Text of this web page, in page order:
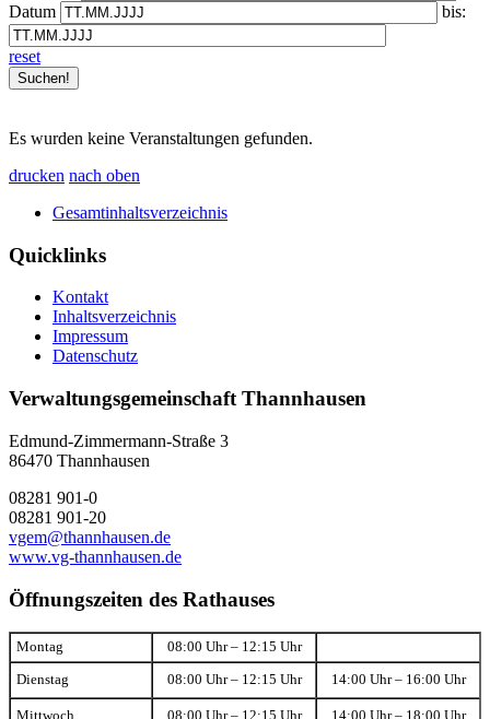
Datum
bis:
reset
Es wurden keine Veranstaltungen gefunden.
drucken nach oben
Gesamtinhaltsverzeichnis
Quicklinks
Kontakt
Inhaltsverzeichnis
Impressum
Datenschutz
Verwaltungsgemeinschaft Thannhausen
Edmund-Zimmermann-Straße 3
86470 Thannhausen
08281 901-0
08281 901-20
vgem@thannhausen.de
www.vg-thannhausen.de
Öffnungszeiten des Rathauses
Montag 08:00 Uhr – 12:15 Uhr
Dienstag 08:00 Uhr – 12:15 Uhr 14:00 Uhr – 16:00 Uhr